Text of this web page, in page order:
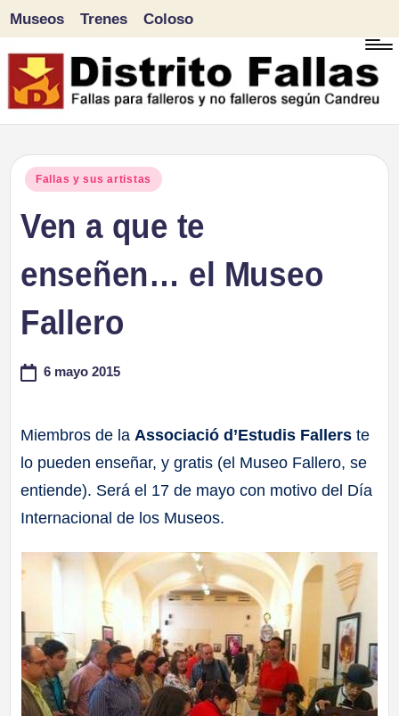
Saltar
al
Museos Trenes Coloso
Publicado
Fallas y sus artistas
Ven a que te
enseñen… el Museo
Fallero
6 mayo 2015
Miembros de la Associació d’Estudis Fallers te
lo pueden enseñar, y gratis (el Museo Fallero, se
entiende). Será el 17 de mayo con motivo del Día
Internacional de los Museos.